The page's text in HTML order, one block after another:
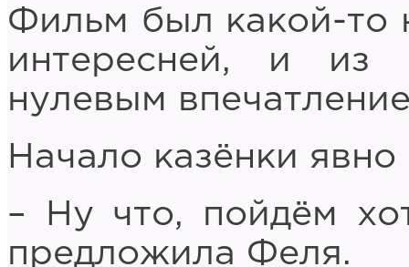
Фильм был какой-то
интересней, и
нулевым
Начало казёнки явно
– Ну что, пойдём
предложила Феля.